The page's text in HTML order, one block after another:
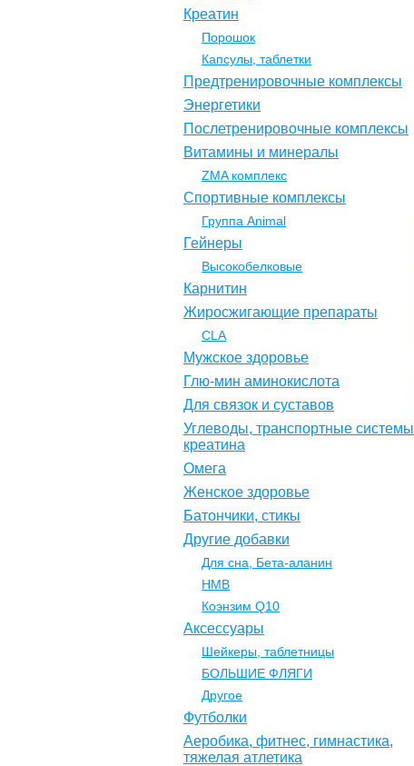
Креатин
Порошок
Капсулы, таблетки
Предтренировочные комплексы
Энергетики
Послетренировочные комплексы
Витамины и минералы
ZMA комплекс
Спортивные комплексы
Группа Animal
Гейнеры
Высокобелковые
Карнитин
Жиросжигающие препараты
CLA
Мужское здоровье
Глю-мин аминокислота
Для связок и суставов
Углеводы, транспортные системы
креатина
Омега
Женское здоровье
Батончики, стикы
Другие добавки
Для сна, Бета-аланин
НМВ
Коэнзим Q10
Аксессуары
Шейкеры, таблетницы
БОЛЬШИЕ ФЛЯГИ
Другое
Футболки
Аеробика, фитнес, гимнастика,
тяжелая атлетика